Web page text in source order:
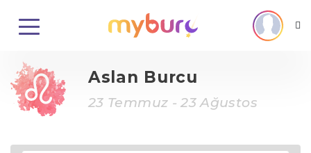
Aslan Burcu
23 Temmuz - 23 Ağustos